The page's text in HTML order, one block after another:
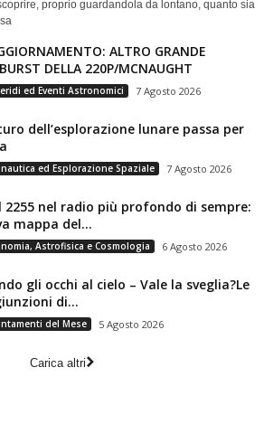
proprio guardandola da lontano, quanto sia
ALTRO GRANDE
DELLA 220P/MCNAUGHT
ed Eventi Astronomici 7 Agosto 2026
dell’esplorazione lunare passa per
ed Esplorazione Spaziale 7 Agosto 2026
2255 nel radio più profondo di sempre:
mappa del...
Astrofisica e Cosmologia 6 Agosto 2026
gli occhi al cielo – Vale la sveglia?Le
di...
del Mese 5 Agosto 2026
Carica altri